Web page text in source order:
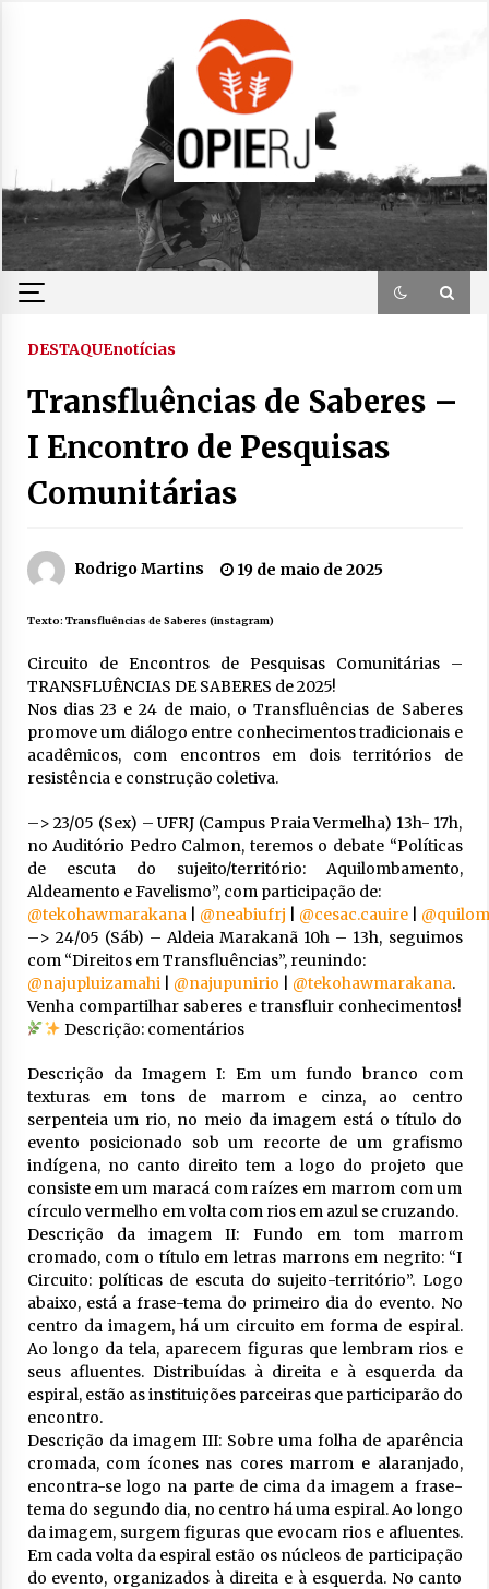
DESTAQUEnotícias
Transfluências de Saberes –
I Encontro de Pesquisas
Comunitárias
Rodrigo Martins 19 de maio de 2025
Texto: Transfluências de Saberes (instagram)
Circuito de Encontros de Pesquisas Comunitárias –
TRANSFLUÊNCIAS DE SABERES de 2025!
Nos dias 23 e 24 de maio, o Transfluências de Saberes
promove um diálogo entre conhecimentos tradicionais e
acadêmicos, com encontros em dois territórios de
resistência e construção coletiva.
–> 23/05 (Sex) – UFRJ (Campus Praia Vermelha) 13h- 17h,
no Auditório Pedro Calmon, teremos o debate “Políticas
de escuta do sujeito/território: Aquilombamento,
Aldeamento e Favelismo”, com participação de:
@tekohawmarakana| @neabiufrj @cesac.cauire|
–> 24/05 (Sáb) – Aldeia Marakanã 10h – 13h, seguimos
com “Direitos em Transfluências”, reunindo:
@najupluizamahi| @najupunirio @tekohawmarakana.
Venha compartilhar saberes e transfluir conhecimentos!
Descrição: comentários
Descrição da Imagem I: Em um fundo branco com
texturas em tons de marrom e cinza, ao centro
serpenteia um rio, no meio da imagem está o título do
evento posicionado sob um recorte de um grafismo
indígena, no canto direito tem a logo do projeto que
consiste em um maracá com raízes em marrom com um
círculo vermelho em volta com rios em azul se cruzando.
Descrição da imagem II: Fundo em tom marrom
cromado, com o título em letras marrons em negrito: “I
Circuito: políticas de escuta do sujeito-território”. Logo
abaixo, está a frase-tema do primeiro dia do evento. No
centro da imagem, há um circuito em forma de espiral.
Ao longo da tela, aparecem figuras que lembram rios e
seus afluentes. Distribuídas à direita e à esquerda da
espiral, estão as instituições parceiras que participarão do
encontro.
Descrição da imagem III: Sobre uma folha de aparência
cromada, com ícones nas cores marrom e alaranjado,
encontra-se logo na parte de cima da imagem a frase-
tema do segundo dia, no centro há uma espiral. Ao longo
da imagem, surgem figuras que evocam rios e afluentes.
Em cada volta da espiral estão os núcleos de participação
do evento, organizados à direita e à esquerda. No canto